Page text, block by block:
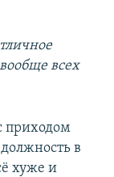
всех
приходом
в
хуже и